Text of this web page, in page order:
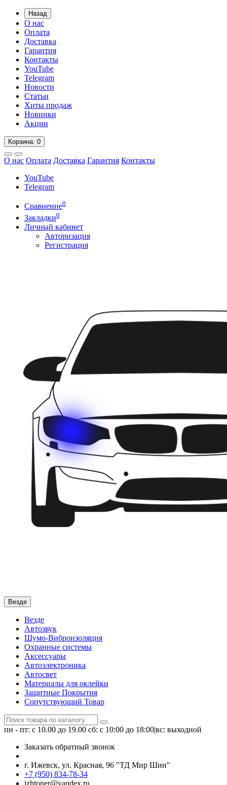
Назад
О нас
Оплата
Доставка
Гарантия
Контакты
YouTube
Telegram
Новости
Статьи
Хиты продаж
Новинки
Акции
Корзина: 0
О нас Оплата Доставка Гарантия Контакты
YouTube
Telegram
Сравнение0
Закладки0
Личный кабинет
Авторизация
Регистрация
Везде
Везде
Автозвук
Шумо-Виброизоляция
Охранные системы
Аксессуары
Автоэлектроника
Автосвет
Материалы для оклейки
Защитные Покрытия
Сопутствующий Товар
пн - пт: с 10.00 до 19.00 сб: с 10:00 до 18:00|вс: выходной
Заказать обратный звонок
г. Ижевск, ул. Красная, 96 "ТД Мир Шин"
+7 (950) 834-78-34
izhtoner@yandex.ru